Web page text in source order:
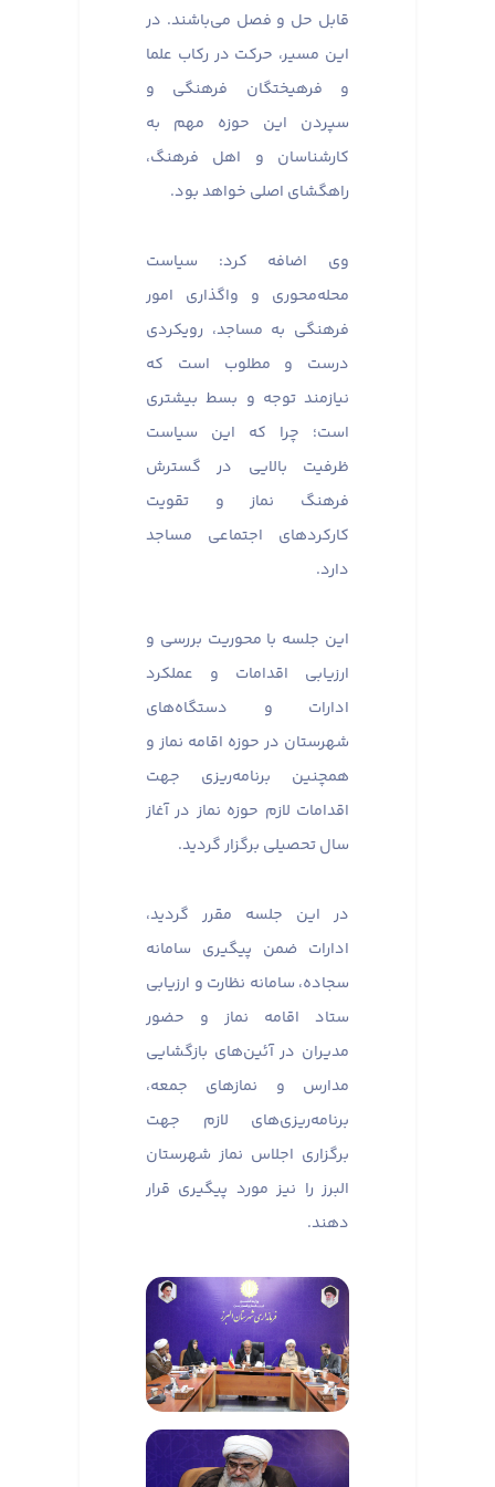
قابل حل و فصل می‌باشند. در
این مسیر، حرکت در رکاب علما
و فرهیختگان فرهنگی و
سپردن این حوزه مهم به
کارشناسان و اهل فرهنگ،
راهگشای اصلی خواهد بود.
وی اضافه کرد: سیاست
محله‌محوری و واگذاری امور
فرهنگی به مساجد، رویکردی
درست و مطلوب است که
نیازمند توجه و بسط بیشتری
است؛ چرا که این سیاست
ظرفیت بالایی در گسترش
فرهنگ نماز و تقویت
کارکردهای اجتماعی مساجد
دارد.
این جلسه با محوریت بررسی و
ارزیابی اقدامات و عملکرد
ادارات و دستگاه‌های
شهرستان در حوزه اقامه نماز و
همچنین برنامه‌ریزی جهت
اقدامات لازم حوزه نماز در آغاز
سال تحصیلی برگزار گردید.
در این جلسه مقرر گردید،
ادارات ضمن پیگیری سامانه
سجاده، سامانه نظارت و ارزیابی
ستاد اقامه نماز و حضور
مدیران در آئین‌های بازگشایی
مدارس و نماز‌های جمعه،
برنامه‌ریزی‌های لازم جهت
برگزاری اجلاس نماز شهرستان
البرز را نیز مورد پیگیری قرار
دهند.